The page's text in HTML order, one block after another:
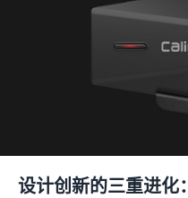
设计创新的三重进